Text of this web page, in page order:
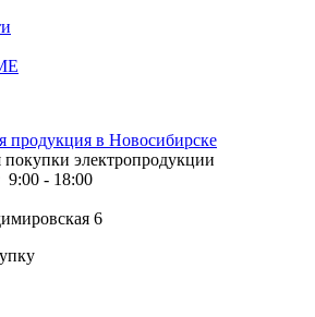
электропродукции
9:00 - 18:00
6